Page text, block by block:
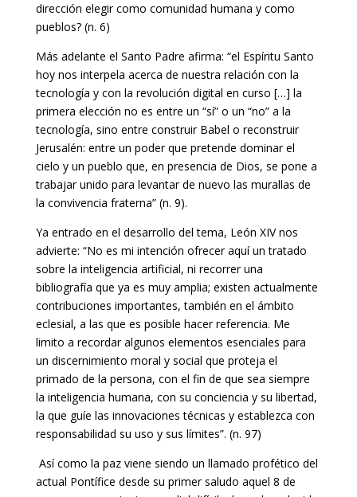
dirección elegir como comunidad humana y como
pueblos? (n. 6)
Más adelante el Santo Padre afirma: “el Espíritu Santo
hoy nos interpela acerca de nuestra relación con la
tecnología y con la revolución digital en curso […] la
primera elección no es entre un “sí” o un “no” a la
tecnología, sino entre construir Babel o reconstruir
Jerusalén: entre un poder que pretende dominar el
cielo y un pueblo que, en presencia de Dios, se pone a
trabajar unido para levantar de nuevo las murallas de
la convivencia fraterna” (n. 9).
Ya entrado en el desarrollo del tema, León XIV nos
advierte: “No es mi intención ofrecer aquí un tratado
sobre la inteligencia artificial, ni recorrer una
bibliografía que ya es muy amplia; existen actualmente
contribuciones importantes, también en el ámbito
eclesial, a las que es posible hacer referencia. Me
limito a recordar algunos elementos esenciales para
un discernimiento moral y social que proteja el
primado de la persona, con el fin de que sea siempre
la inteligencia humana, con su conciencia y su libertad,
la que guíe las innovaciones técnicas y establezca con
responsabilidad su uso y sus límites”. (n. 97)
Así como la paz viene siendo un llamado profético del
actual Pontífice desde su primer saludo aquel 8 de